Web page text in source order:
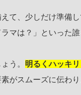
て、少しだけ準備
マは？」といった
う。 明るくハッキ
がスムーズに伝わり